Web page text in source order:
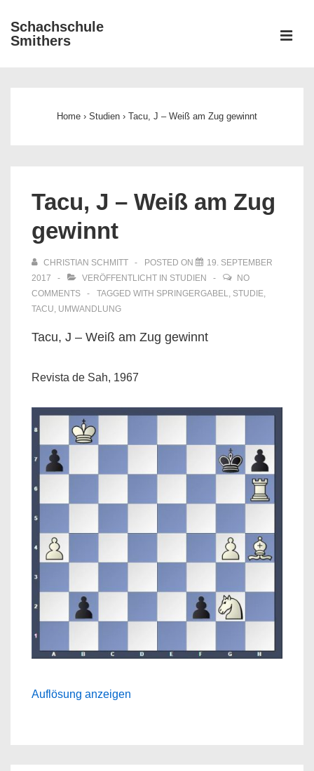
Zum
Inhalt
Schachschule
Smithers
Home › Studien › Tacu, J – Weiß am Zug gewinnt
Tacu, J – Weiß am Zug
gewinnt
CHRISTIAN SCHMITT POSTED ON
19. SEPTEMBER
2017
VERÖFFENTLICHT IN STUDIEN
NO
COMMENTS
TAGGED WITH SPRINGERGABEL, STUDIE,
TACU, UMWANDLUNG
Tacu, J – Weiß am Zug gewinnt
Revista de Sah, 1967
Auflösung anzeigen